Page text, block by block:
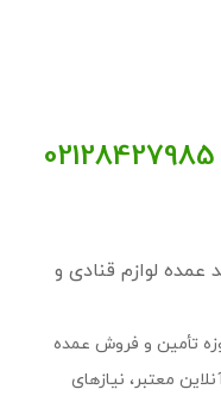
02128427985
عمده لوازم قنادی و
تأمین و فروش عمده
معتبر، نیازهای